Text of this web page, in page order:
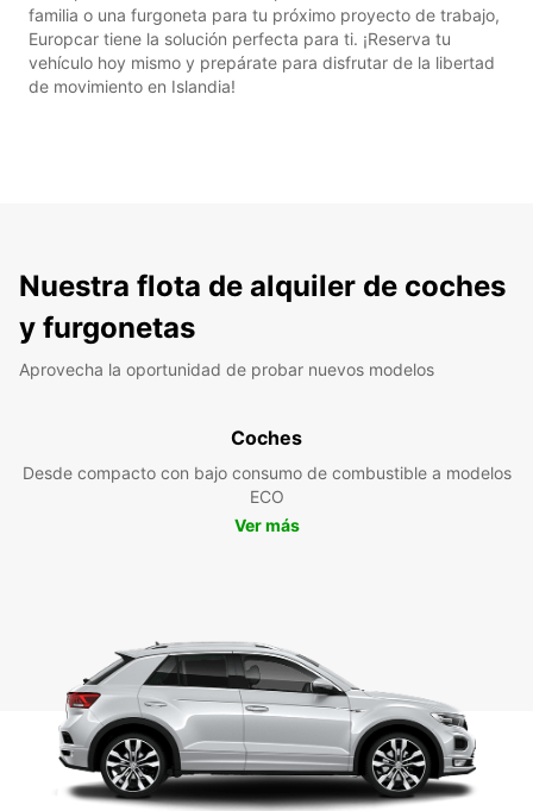
familia o una furgoneta para tu próximo proyecto de trabajo,
Europcar tiene la solución perfecta para ti. ¡Reserva tu
vehículo hoy mismo y prepárate para disfrutar de la libertad
de movimiento en Islandia!
Nuestra flota de alquiler de coches
y furgonetas
Aprovecha la oportunidad de probar nuevos modelos
Coches
Desde compacto con bajo consumo de combustible a modelos
ECO
Ver más